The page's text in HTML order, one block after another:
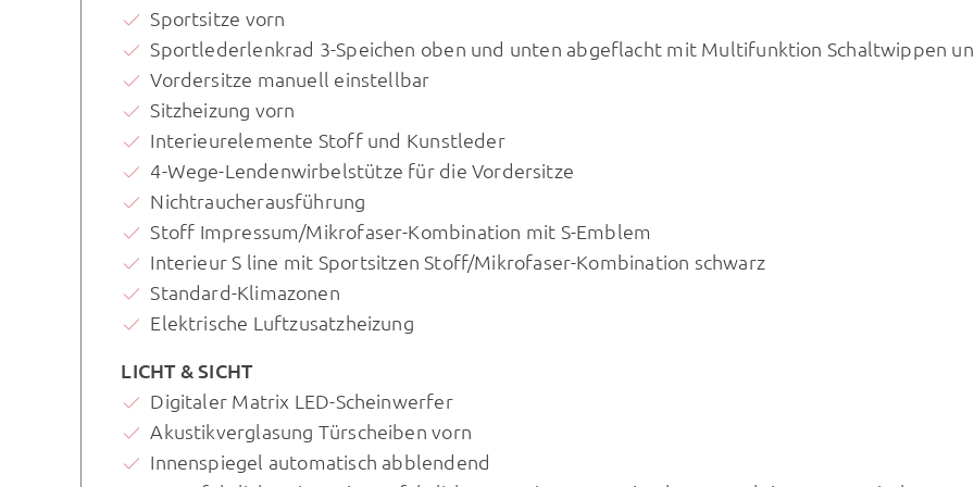
Sportsitze vorn
Sportlederlenkrad 3-Speichen oben und unten abgeflacht mit Multifunktion Schaltwippen
Vordersitze manuell einstellbar
Sitzheizung vorn
Interieurelemente Stoff und Kunstleder
4-Wege-Lendenwirbelstütze für die Vordersitze
Nichtraucherausführung
Stoff Impressum/Mikrofaser-Kombination mit S-Emblem
Interieur S line mit Sportsitzen Stoff/Mikrofaser-Kombination schwarz
Standard-Klimazonen
Elektrische Luftzusatzheizung
LICHT & SICHT
Digitaler Matrix LED-Scheinwerfer
Akustikverglasung Türscheiben vorn
Innenspiegel automatisch abblendend